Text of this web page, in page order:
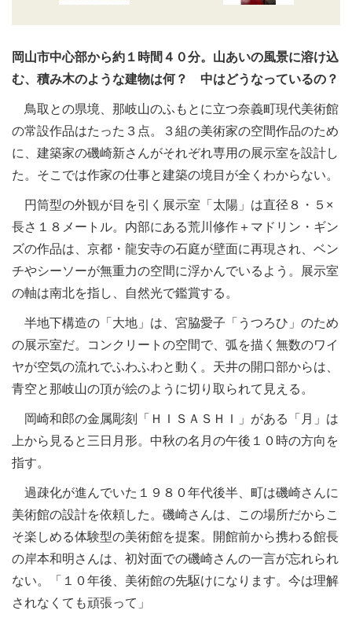
岡山市中心部から約１時間４０分。山あいの風景に溶け込
む、積み木のような建物は何？ 中はどうなっているの？
鳥取との県境、那岐山のふもとに立つ奈義町現代美術館
の常設作品はたった３点。３組の美術家の空間作品のため
に、建築家の磯崎新さんがそれぞれ専用の展示室を設計し
た。そこでは作家の仕事と建築の境目が全くわからない。
円筒型の外観が目を引く展示室「太陽」は直径８・５×
長さ１８メートル。内部にある荒川修作＋マドリン・ギン
ズの作品は、京都・龍安寺の石庭が壁面に再現され、ベン
チやシーソーが無重力の空間に浮かんでいるよう。展示室
の軸は南北を指し、自然光で鑑賞する。
半地下構造の「大地」は、宮脇愛子「うつろひ」のため
の展示室だ。コンクリートの空間で、弧を描く無数のワイ
ヤが空気の流れでふわふわと動く。天井の開口部からは、
青空と那岐山の頂が絵のように切り取られて見える。
岡崎和郎の金属彫刻「ＨＩＳＡＳＨＩ」がある「月」は
上から見ると三日月形。中秋の名月の午後１０時の方向を
指す。
過疎化が進んでいた１９８０年代後半、町は磯崎さんに
美術館の設計を依頼した。磯崎さんは、この場所だからこ
そ楽しめる体験型の美術館を提案。開館前から携わる館長
の岸本和明さんは、初対面での磯崎さんの一言が忘れられ
ない。「１０年後、美術館の先駆けになります。今は理解
されなくても頑張って」